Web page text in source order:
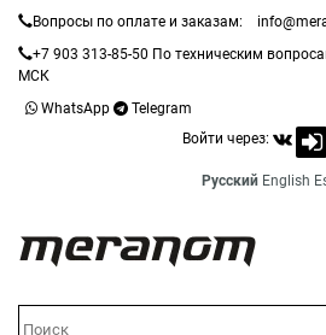
Вопросы по оплате и заказам:
+7 903 313-85-50 По техническим
МСК
WhatsApp
Telegram
Войти через:
Русский English